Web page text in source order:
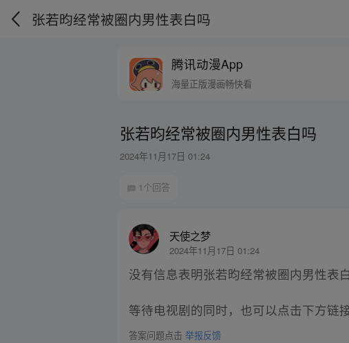
张若昀经常被圈内男性表白吗
腾讯动漫App
海量正版漫画畅快看
张若昀经常被圈内男性表白吗
2024年11月17日 01:24
1个回答
天使之梦
2024年11月17日 01:24
没有信息表明张若昀经常被圈内男性表白
等待电视剧的同时，也可以点击下方链
答案问题点击举报反馈